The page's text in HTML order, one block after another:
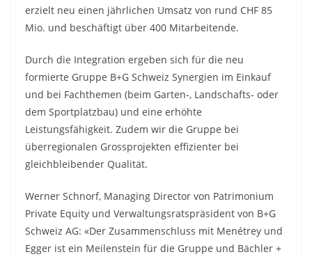
erzielt neu einen jährlichen Umsatz von rund CHF 85
Mio. und beschäftigt über 400 Mitarbeitende.
Durch die Integration ergeben sich für die neu
formierte Gruppe B+G Schweiz Synergien im Einkauf
und bei Fachthemen (beim Garten-, Landschafts- oder
dem Sportplatzbau) und eine erhöhte
Leistungsfähigkeit. Zudem wir die Gruppe bei
überregionalen Grossprojekten effizienter bei
gleichbleibender Qualität.
Werner Schnorf, Managing Director von Patrimonium
Private Equity und Verwaltungsratspräsident von B+G
Schweiz AG: «Der Zusammenschluss mit Menétrey und
Egger ist ein Meilenstein für die Gruppe und Bächler +